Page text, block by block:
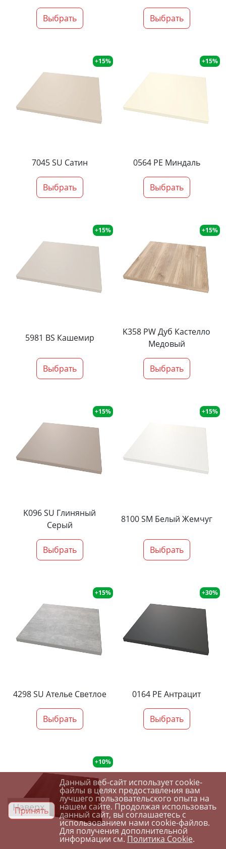
Выбрать Выбрать
+15%
7045 SU Сатин
Выбрать
+15%
0564 PE Миндаль
Выбрать
+15%
5981 BS Кашемир
Выбрать
+15%
K358 PW Дуб Кастелло
Медовый
Выбрать
+15%
K096 SU Глиняный
Серый
Выбрать
+15%
8100 SM Белый Жемчуг
Выбрать
+15%
4298 SU Ателье Светлое
Выбрать
+30%
0164 PE Антрацит
Выбрать
+10%
Наверх
Принять
Данный веб-сайт использует cookie-
файлы в целях предоставления вам
лучшего пользовательского опыта на
нашем сайте. Продолжая использовать
данный сайт, вы соглашаетесь с
использованием нами cookie-файлов.
Для получения дополнительной
информации см.Политика Cookie.